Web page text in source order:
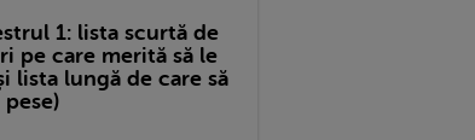
1: lista scurtă de
pe care merită să le
lista lungă de care să